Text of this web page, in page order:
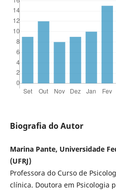
Biografia do Autor
Marina Pante, Universidade
(UFRJ)
Professora do Curso de
clínica. Doutora em Psicologia